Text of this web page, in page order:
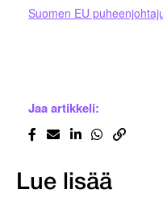
Suomen EU
Jaa artikkeli:
Lue lisää